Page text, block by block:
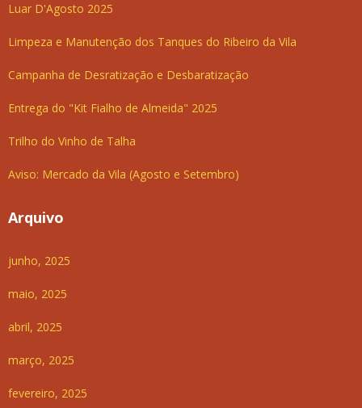
Luar D'Agosto 2025
Limpeza e Manutenção dos Tanques do Ribeiro da Vila
Campanha de Desratização e Desbaratização
Entrega do "Kit Fialho de Almeida" 2025
Trilho do Vinho de Talha
Aviso: Mercado da Vila (Agosto e Setembro)
Arquivo
junho, 2025
maio, 2025
abril, 2025
março, 2025
fevereiro, 2025